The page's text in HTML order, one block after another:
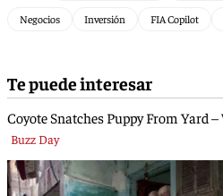
Negocios Inversión FIA Copilot